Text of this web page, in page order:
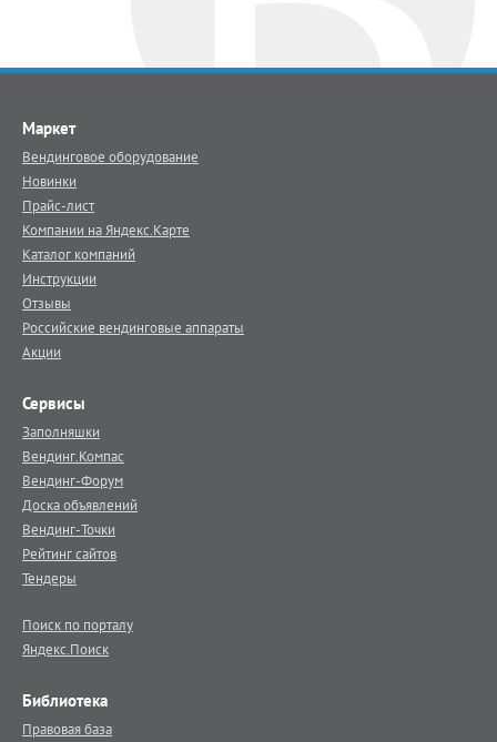
Маркет
Вендинговое оборудование
Новинки
Прайс-лист
Компании на Яндекс.Карте
Каталог компаний
Инструкции
Отзывы
Российские вендинговые аппараты
Акции
Сервисы
Заполняшки
Вендинг.Компас
Вендинг-Форум
Доска объявлений
Вендинг-Точки
Рейтинг сайтов
Тендеры
Поиск по порталу
Яндекс.Поиск
Библиотека
Правовая база